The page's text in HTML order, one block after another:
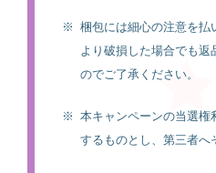
※ 梱包には細心の注意を払
より破損した場合でも
のでご了承ください。
※ 本キャンペーンの当選権
するものとし、第三者へ